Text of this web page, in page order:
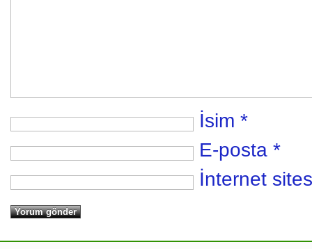
İsim *
E-posta *
İnternet